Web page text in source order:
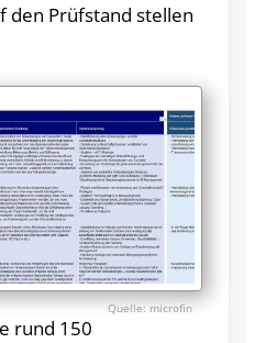
den Prüfstand stellen
microfin
rund 150